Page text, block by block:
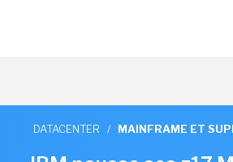
DATACENTER / MAINFRAME ET